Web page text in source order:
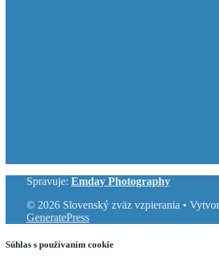
Spravuje: Emday Photography
© 2026 Slovenský zväz vzpierania •
GeneratePress
Súhlas s používaním cookie